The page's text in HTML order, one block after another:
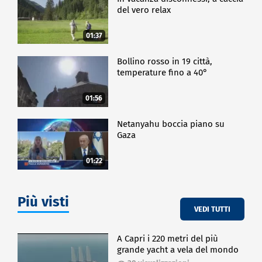
01:37
del vero relax
01:56
Bollino rosso in 19 città,
temperature fino a 40°
01:22
Netanyahu boccia piano su
Gaza
Più visti VEDI TUTTI
A Capri i 220 metri del più
grande yacht a vela del mondo